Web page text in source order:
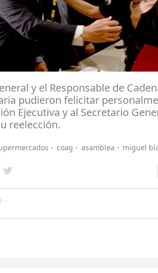
y el Responsable de
pudieron felicitar
Ejecutiva y al Secretario
reelección.
coag asamblea miguel